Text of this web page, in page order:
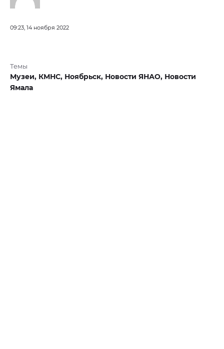
09:23, 14 ноября 2022
Темы
Музеи, КМНС, Ноябрьск, Новости ЯНАО, Новости
Ямала